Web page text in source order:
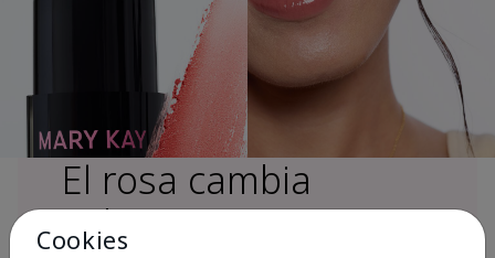
El rosa cambia
vidas®
Cookies